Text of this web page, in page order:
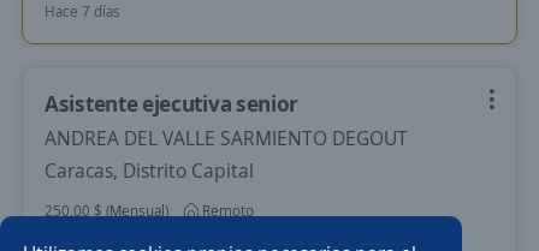
Hace 7 días
Asistente ejecutiva senior
ANDREA DEL VALLE SARMIENTO DEGOUT
Caracas, Distrito Capital
250,00 $ (Mensual)
Remoto